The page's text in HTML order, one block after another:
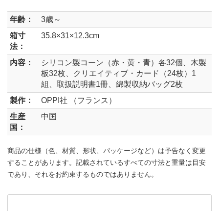
年齢：
3歳～
箱寸
法：
35.8×31×12.3cm
内容：
シリコン製コーン（赤・黄・青）各32個、木製
板32枚、クリエイティブ・カード（24枚）1
組、取扱説明書1冊、綿製収納バッグ2枚
製作：
OPPI社 （フランス）
生産
国：
中国
商品の仕様（色、材質、形状、パッケージなど）は予告なく変更
することがあります。記載されているすべての寸法と重量は目安
であり、それをお約束するものではありません。